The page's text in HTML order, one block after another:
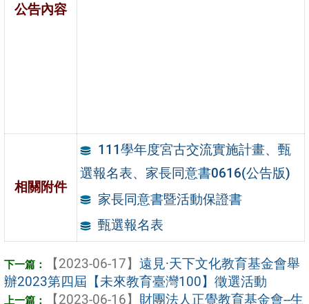
公告內容
相關附件
111學年度宮古交流實施計畫、甄
選報名表、家長同意書0616(公告版)
家長同意書暨活動保證書
甄選報名表
【2023-06-17】 遠見·天下文化教育基金會舉
辦2023第四屆【未來教育臺灣100】徵選活動
【2023-06-16】 財團法人正覺教育基金會--生